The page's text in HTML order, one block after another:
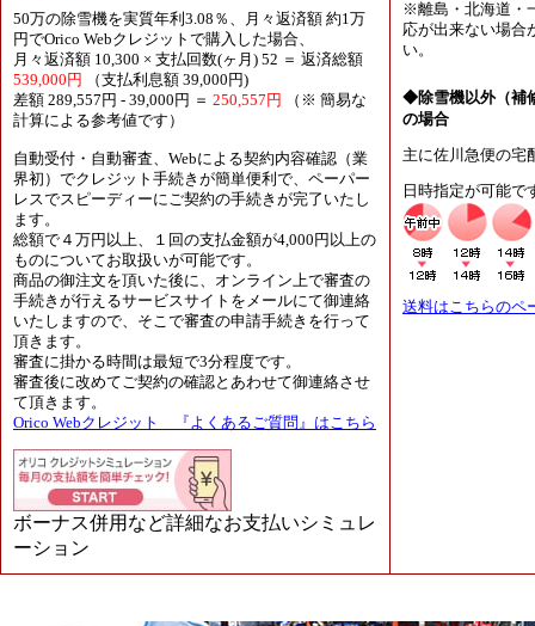
50万の除雪機を実質年利3.08％、月々返済額 約1万
円でOrico Webクレジットで購入した場合、
月々返済額 10,300 × 支払回数(ヶ月) 52 ＝ 返済総額
539,000円
（支払利息額 39,000円)
差額 289,557円 - 39,000円 ＝ 250,557円
（※ 簡易な
計算による参考値です）
自動受付・自動審査、Webによる契約内容確認（業
界初）でクレジット手続きが簡単便利で、ペーパー
レスでスピーディーにご契約の手続きが完了いたし
ます。
総額で４万円以上、１回の支払金額が4,000円以上の
ものについてお取扱いが可能です。
商品の御注文を頂いた後に、オンライン上で審査の
手続きが行えるサービスサイトをメールにて御連絡
いたしますので、そこで審査の申請手続きを行って
頂きます。
審査に掛かる時間は最短で3分程度です。
審査後に改めてご契約の確認とあわせて御連絡させ
て頂きます。
Orico Webクレジット 『よくあるご質問』はこちら
ボーナス併用など詳細なお支払いシミュレ
ーション
※離島・北海道・
応が出来ない場合
い。
◆除雪機以外（補
の場合
主に佐川急便の宅
日時指定が可能で
送料はこちらのペ